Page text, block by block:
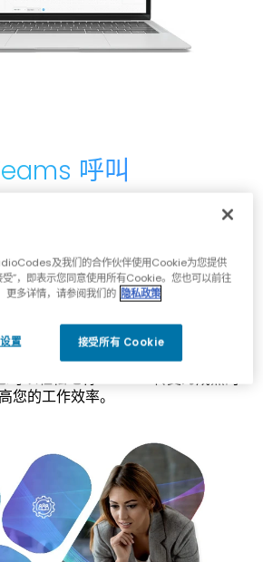
呼叫
Teams 为 Teams 用户提
体验。 您可通过优质的直接路由功
电话系统以及用于对话式 IVR、交互录
的附加应用程序。 我们还提供经过
室设备和商务话机，以及各种弹性解
了 Teams 语音服务的部署和管理流
和自定义呼叫策略。 借助
可以轻松地将 Teams 转变为成熟的
您的工作效率。
及我们的合作伙伴使用Cookie为您提供
受”，即表示您同意使用所有Cookie。您也可以前往
更多详情，请参阅我们的 隐私政策
置 接受所有 Cookie